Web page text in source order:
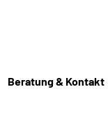
Beratung & Kontakt